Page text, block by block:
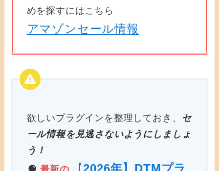
めを探すにはこちら
アマゾンセール情報
欲しいプラグインを整理しておき、
セ
ール情報を見逃さないようにしましょ
う！